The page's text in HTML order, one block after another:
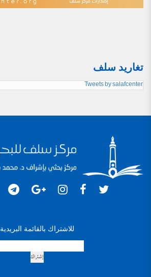
تغاريد سلف
Tweets by salafcenter
للاشتراك بالقائمة البريدية